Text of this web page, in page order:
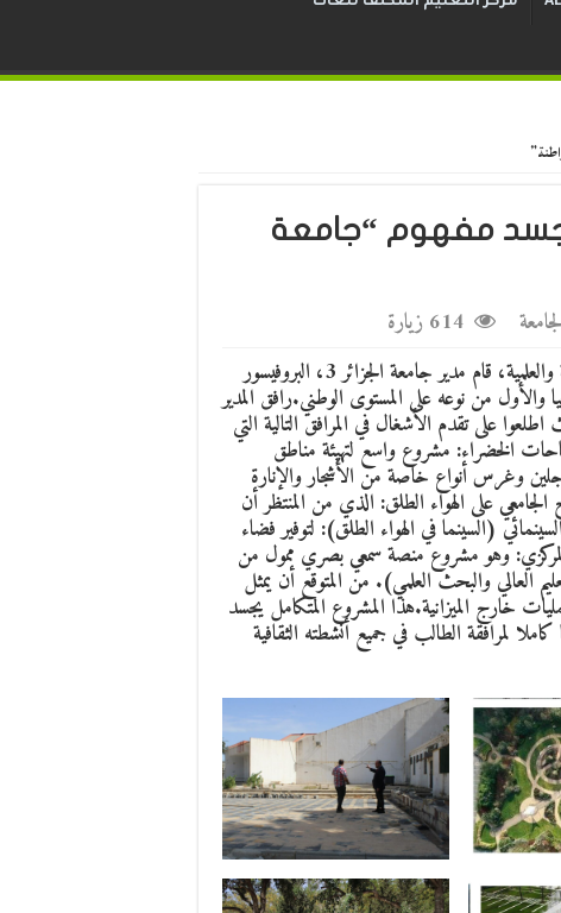
رائد يجسد مفهوم “جامعة
614 زيارة
في إطار تعزيز البيئة الجامعية المحفزة والملائمة للأنشطة الثقافية والعلمية، قام مدير جامعة الجزائر 3، البروفيسور
من نوعه على المستوى الوطني.رافق المدير
على تقدم الأشغال في المرافق التالية التي
الخضراء: مشروع واسع لتهيئة مناطق
وغرس أنواع خاصة من الأشجار والإنارة
الجامعي على الهواء الطلق: الذي من المنتظر أن
(السينما في الهواء الطلق): لتوفير فضاء
المركزي: وهو مشروع منصة سمعي بصري ممول من
العالي والبحث العلمي). من المتوقع أن يمثل
خارج الميزانية.هذا المشروع المتكامل يجسد
محيطا كاملا لمرافقة الطالب في جميع أنشطته الثقافية